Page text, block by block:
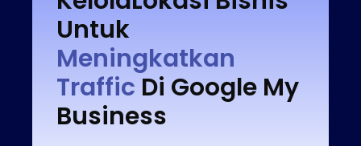
Untuk
Meningkatkan
Traffic Di Google My
Business